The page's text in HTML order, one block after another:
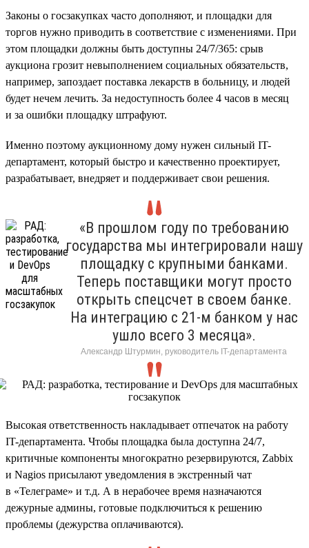
Законы о госзакупках часто дополняют, и площадки для
торгов нужно приводить в соответствие с изменениями. При
этом площадки должны быть доступны 24/7/365: срыв
аукциона грозит невыполнением социальных обязательств,
например, запоздает поставка лекарств в больницу, и людей
будет нечем лечить. За недоступность более 4 часов в месяц
и за ошибки площадку штрафуют.
Именно поэтому аукционному дому нужен сильный IT-
департамент, который быстро и качественно проектирует,
разрабатывает, внедряет и поддерживает свои решения.
«В прошлом году по требованию
государства мы интегрировали нашу
площадку с крупными банками.
Теперь поставщики могут просто
открыть спецсчет в своем банке.
На интеграцию с 21-м банком у нас
ушло всего 3 месяца».
Александр Штурмин, руководитель IT-департамента
Высокая ответственность накладывает отпечаток на работу
IT-департамента. Чтобы площадка была доступна 24/7,
критичные компоненты многократно резервируются, Zabbix
и Nagios присылают уведомления в экстренный чат
в «Телеграме» и т.д. А в нерабочее время назначаются
дежурные админы, готовые подключиться к решению
проблемы (дежурства оплачиваются).